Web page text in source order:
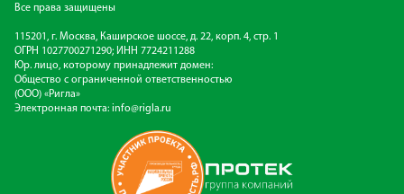
Все права защищены
115201, г. Москва, Каширское шоссе, д. 22, корп. 4, стр. 1
ОГРН 1027700271290; ИНН 7724211288
Юр. лицо, которому принадлежит домен:
Общество с ограниченной ответственностью
(ООО) «Ригла»
Электронная почта: info@rigla.ru